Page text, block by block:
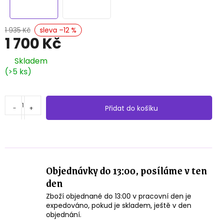
1 935 Kč –12 %
1 700 Kč
Měrná
cena:
Skladem
(>5 ks)
Přidat do košíku
Objednávky do 13:00, posíláme v ten
den
Zboží objednané do 13:00 v pracovní den je
expedováno, pokud je skladem, ještě v den
objednání.